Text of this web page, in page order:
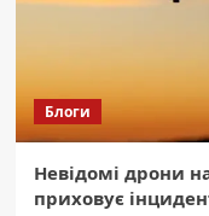
Блоги
Невідомі дрони
приховує